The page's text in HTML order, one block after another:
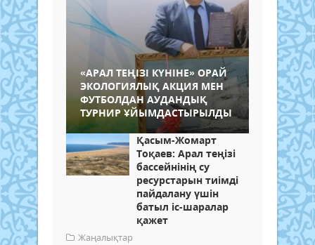
«АРАЛ ТЕҢІЗІ КҮНІНЕ» ОРАЙ
ЭКОЛОГИЯЛЫҚ АКЦИЯ МЕН
ФУТБОЛДАН АУДАНДЫҚ
ТУРНИР ҰЙЫМДАСТЫРЫЛДЫ
Қасым-Жомарт
Тоқаев: Арал теңізі
бассейнінің су
ресурстарын тиімді
пайдалану үшін
батыл іс-шаралар
қажет
Жаңалықтар